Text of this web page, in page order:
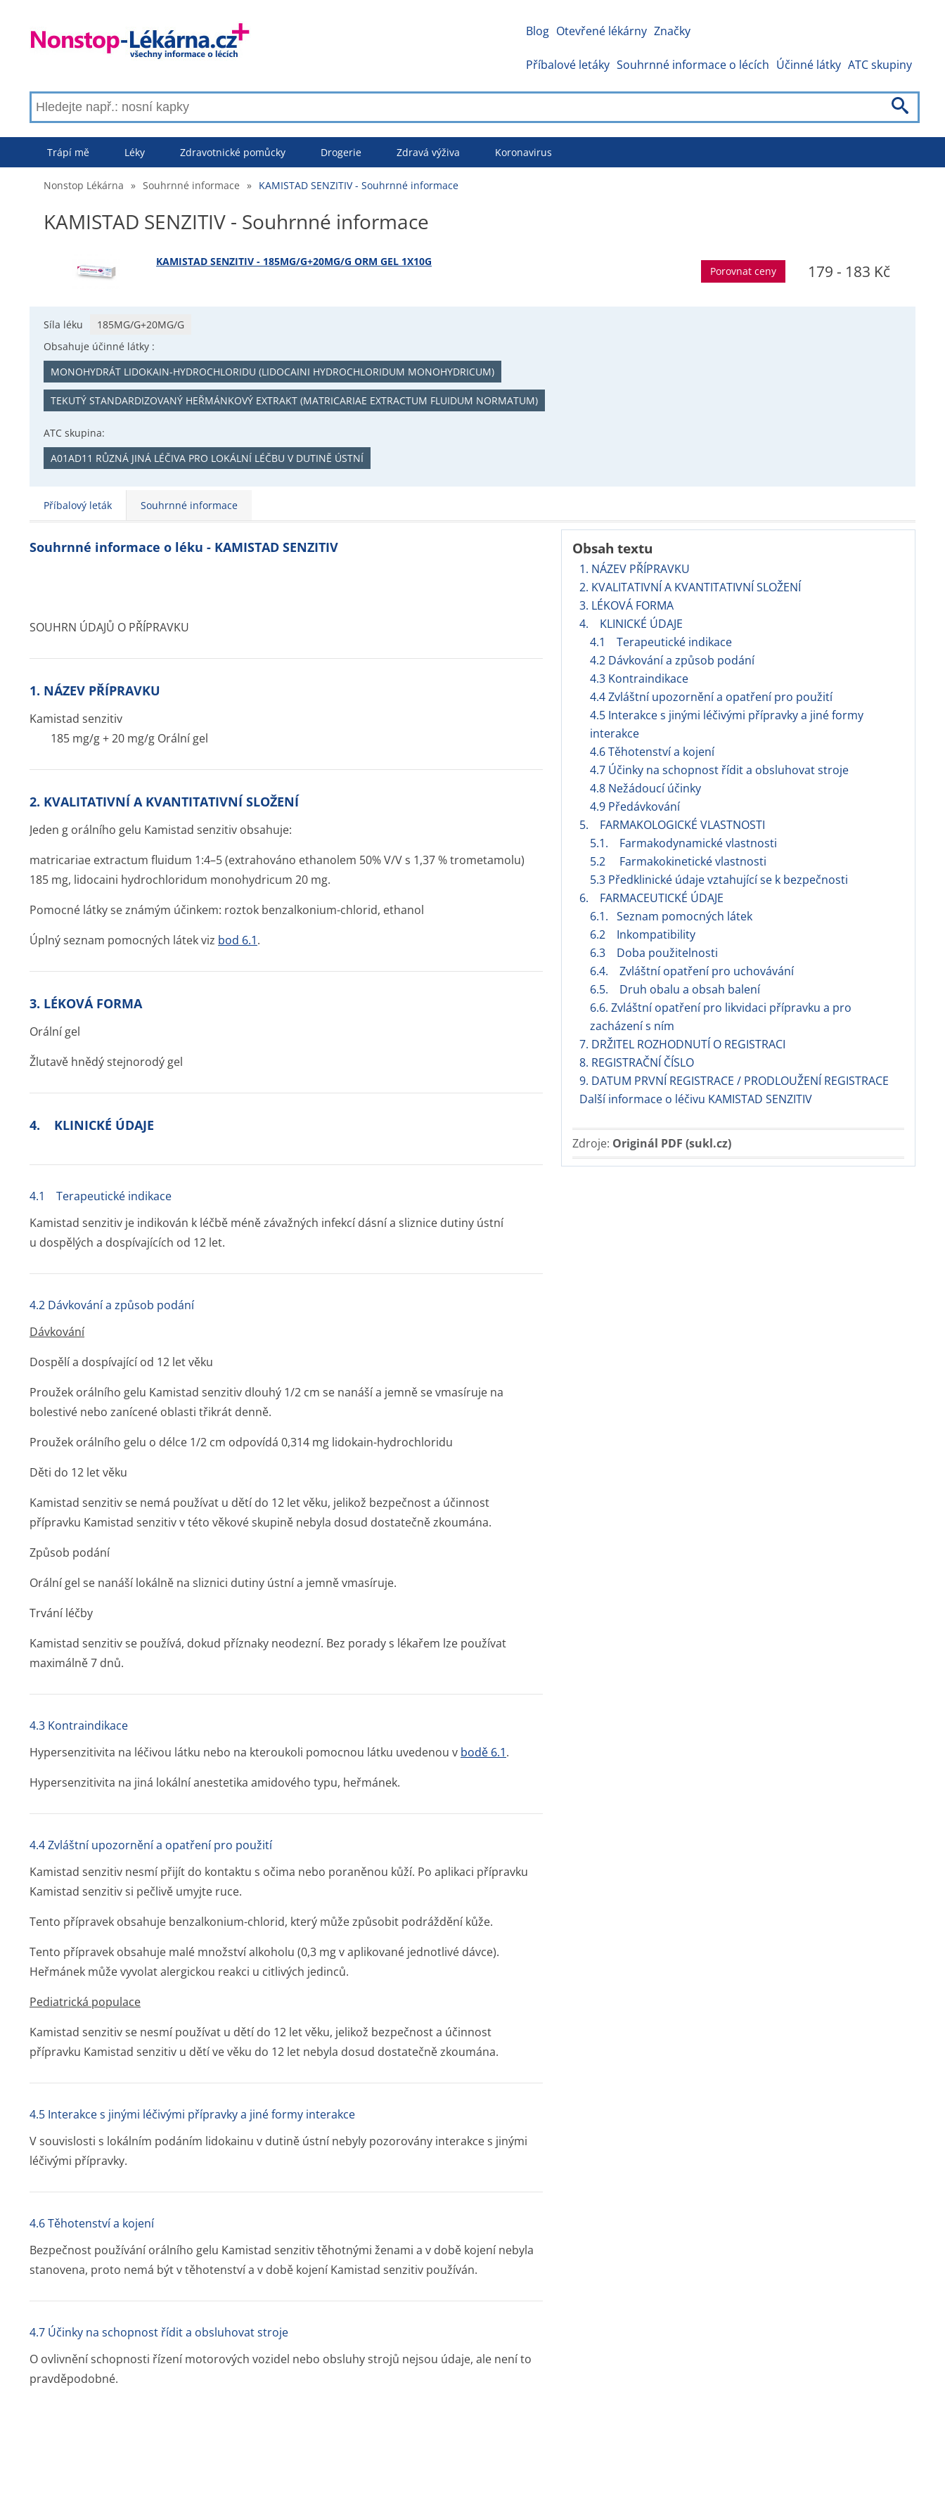
Blog Otevřené lékárny Značky
Příbalové letáky Souhrnné informace o lécích Účinné látky ATC skupiny
Trápí mě Léky Zdravotnické pomůcky Drogerie Zdravá výživa Koronavirus
Nonstop Lékárna » Souhrnné informace » KAMISTAD SENZITIV - Souhrnné informace
KAMISTAD SENZITIV - Souhrnné informace
KAMISTAD SENZITIV - 185MG/G+20MG/G ORM GEL 1X10G
Porovnat ceny 179 - 183 Kč
Síla léku
185MG/G+20MG/G
Obsahuje účinné látky :
MONOHYDRÁT LIDOKAIN-HYDROCHLORIDU (LIDOCAINI HYDROCHLORIDUM MONOHYDRICUM)
TEKUTÝ STANDARDIZOVANÝ HEŘMÁNKOVÝ EXTRAKT (MATRICARIAE EXTRACTUM FLUIDUM NORMATUM)
ATC skupina:
A01AD11 RŮZNÁ JINÁ LÉČIVA PRO LOKÁLNÍ LÉČBU V DUTINĚ ÚSTNÍ
Příbalový leták Souhrnné informace
Obsah textu
1. NÁZEV PŘÍPRAVKU
2. KVALITATIVNÍ A KVANTITATIVNÍ SLOŽENÍ
3. LÉKOVÁ FORMA
4. KLINICKÉ ÚDAJE
4.1 Terapeutické indikace
4.2 Dávkování a způsob podání
4.3 Kontraindikace
4.4 Zvláštní upozornění a opatření pro použití
4.5 Interakce s jinými léčivými přípravky a jiné formy
interakce
4.6 Těhotenství a kojení
4.7 Účinky na schopnost řídit a obsluhovat stroje
4.8 Nežádoucí účinky
4.9 Předávkování
5. FARMAKOLOGICKÉ VLASTNOSTI
5.1. Farmakodynamické vlastnosti
5.2 Farmakokinetické vlastnosti
5.3 Předklinické údaje vztahující se k bezpečnosti
6. FARMACEUTICKÉ ÚDAJE
6.1. Seznam pomocných látek
6.2 Inkompatibility
6.3 Doba použitelnosti
6.4. Zvláštní opatření pro uchovávání
6.5. Druh obalu a obsah balení
6.6. Zvláštní opatření pro likvidaci přípravku a pro
zacházení s ním
7. DRŽITEL ROZHODNUTÍ O REGISTRACI
8. REGISTRAČNÍ ČÍSLO
9. DATUM PRVNÍ REGISTRACE / PRODLOUŽENÍ REGISTRACE
Další informace o léčivu KAMISTAD SENZITIV
Zdroje: Originál PDF (sukl.cz)
Souhrnné informace o léku - KAMISTAD SENZITIV
SOUHRN ÚDAJŮ O PŘÍPRAVKU
1. NÁZEV PŘÍPRAVKU
Kamistad senzitiv
185 mg/g + 20 mg/g Orální gel
2. KVALITATIVNÍ A KVANTITATIVNÍ SLOŽENÍ
Jeden g orálního gelu Kamistad senzitiv obsahuje:
matricariae extractum fluidum 1:4–5 (extrahováno ethanolem 50% V/V s 1,37 % trometamolu)
185 mg, lidocaini hydrochloridum monohydricum 20 mg.
Pomocné látky se známým účinkem: roztok benzalkonium-chlorid, ethanol
Úplný seznam pomocných látek viz bod 6.1.
3. LÉKOVÁ FORMA
Orální gel
Žlutavě hnědý stejnorodý gel
4. KLINICKÉ ÚDAJE
4.1 Terapeutické indikace
Kamistad senzitiv je indikován k léčbě méně závažných infekcí dásní a sliznice dutiny ústní
u dospělých a dospívajících od 12 let.
4.2 Dávkování a způsob podání
Dávkování
Dospělí a dospívající od 12 let věku
Proužek orálního gelu Kamistad senzitiv dlouhý 1/2 cm se nanáší a jemně se vmasíruje na
bolestivé nebo zanícené oblasti třikrát denně.
Proužek orálního gelu o délce 1/2 cm odpovídá 0,314 mg lidokain-hydrochloridu
Děti do 12 let věku
Kamistad senzitiv se nemá používat u dětí do 12 let věku, jelikož bezpečnost a účinnost
přípravku Kamistad senzitiv v této věkové skupině nebyla dosud dostatečně zkoumána.
Způsob podání
Orální gel se nanáší lokálně na sliznici dutiny ústní a jemně vmasíruje.
Trvání léčby
Kamistad senzitiv se používá, dokud příznaky neodezní. Bez porady s lékařem lze používat
maximálně 7 dnů.
4.3 Kontraindikace
Hypersenzitivita na léčivou látku nebo na kteroukoli pomocnou látku uvedenou v bodě 6.1.
Hypersenzitivita na jiná lokální anestetika amidového typu, heřmánek.
4.4 Zvláštní upozornění a opatření pro použití
Kamistad senzitiv nesmí přijít do kontaktu s očima nebo poraněnou kůží. Po aplikaci přípravku
Kamistad senzitiv si pečlivě umyjte ruce.
Tento přípravek obsahuje benzalkonium-chlorid, který může způsobit podráždění kůže.
Tento přípravek obsahuje malé množství alkoholu (0,3 mg v aplikované jednotlivé dávce).
Heřmánek může vyvolat alergickou reakci u citlivých jedinců.
Pediatrická populace
Kamistad senzitiv se nesmí používat u dětí do 12 let věku, jelikož bezpečnost a účinnost
přípravku Kamistad senzitiv u dětí ve věku do 12 let nebyla dosud dostatečně zkoumána.
4.5 Interakce s jinými léčivými přípravky a jiné formy interakce
V souvislosti s lokálním podáním lidokainu v dutině ústní nebyly pozorovány interakce s jinými
léčivými přípravky.
4.6 Těhotenství a kojení
Bezpečnost používání orálního gelu Kamistad senzitiv těhotnými ženami a v době kojení nebyla
stanovena, proto nemá být v těhotenství a v době kojení Kamistad senzitiv používán.
4.7 Účinky na schopnost řídit a obsluhovat stroje
O ovlivnění schopnosti řízení motorových vozidel nebo obsluhy strojů nejsou údaje, ale není to
pravděpodobné.